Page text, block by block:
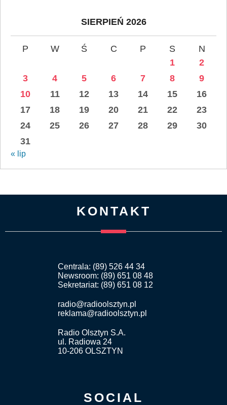
SIERPIEŃ 2026
P W Ś C P S
N
1
2
3
4 5 6 7 8
9
10
11 12 13 14 15
16
17
18 19 20 21 22
23
24
25 26 27 28 29
30
31
« lip
KONTAKT
Centrala: (89) 526 44 34
Newsroom: (89) 651 08 48
Sekretariat: (89) 651 08 12
radio@radioolsztyn.pl
reklama@radioolsztyn.pl
Radio Olsztyn S.A.
ul. Radiowa 24
10-206 OLSZTYN
SOCIAL